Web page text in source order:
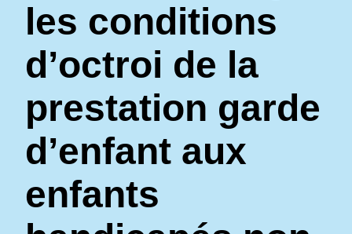
les conditions
d’octroi de la
prestation garde
d’enfant aux
enfants